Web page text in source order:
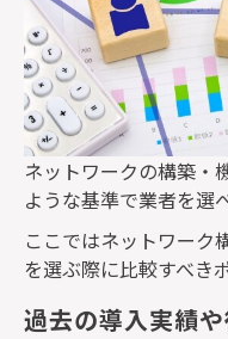
ネットワークの構築・
ような基準で業者を選
ここではネットワーク
を選ぶ際に比較すべき
過去の導入実績